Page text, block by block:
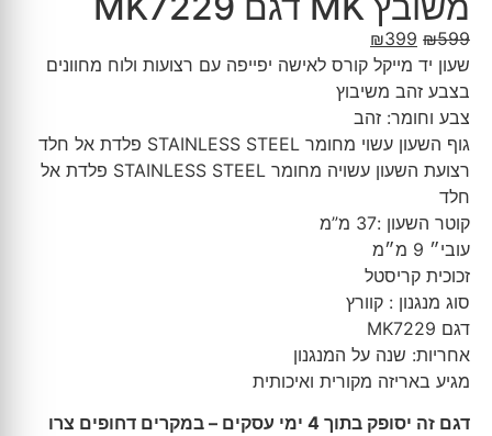
₪599
₪399
שעון יד מייקל קורס לאישה יפייפה עם רצועות ולוח מחוונים
בצבע זהב משיבוץ
צבע וחומר: זהב
גוף השעון עשוי מחומר STAINLESS STEEL פלדת אל חלד
רצועת השעון עשויה מחומר STAINLESS STEEL פלדת אל
חלד
קוטר השעון :37 מ”מ
עובי״ 9 מ״מ
זכוכית קריסטל
סוג מנגנון : קוורץ
דגם MK7229
אחריות: שנה על המנגנון
מגיע באריזה מקורית ואיכותית
דגם זה יסופק בתוך 4 ימי עסקים – במקרים דחופים צרו